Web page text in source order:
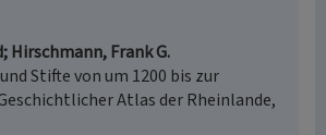
Hirschmann, Frank G.
Stifte von um 1200 bis zur
Atlas der Rheinlande,